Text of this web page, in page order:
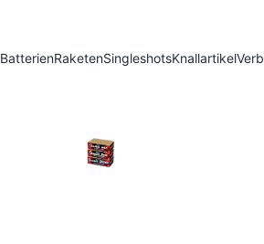
BatterienRaketenSingleshotsKnallartikel